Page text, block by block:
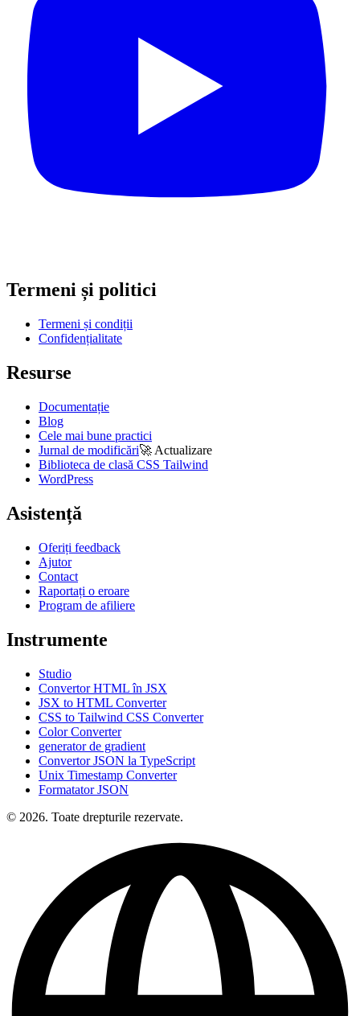
Termeni și politici
Termeni și condiții
Confidențialitate
Resurse
Documentație
Blog
Cele mai bune practici
Jurnal de modificări🚀 Actualizare
Biblioteca de clasă CSS Tailwind
WordPress
Asistență
Oferiți feedback
Ajutor
Contact
Raportați o eroare
Program de afiliere
Instrumente
Studio
Convertor HTML în JSX
JSX to HTML Converter
CSS to Tailwind CSS Converter
Color Converter
generator de gradient
Convertor JSON la TypeScript
Unix Timestamp Converter
Formatator JSON
© 2026. Toate drepturile rezervate.